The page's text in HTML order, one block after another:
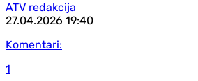
ATV redakcija
27.04.2026 19:40
Komentari:
1